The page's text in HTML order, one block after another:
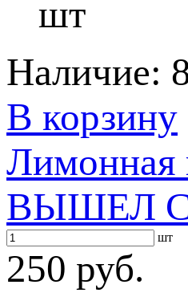
шт
Наличие:
В корзину
ВЫШЕЛ
шт
250 руб.